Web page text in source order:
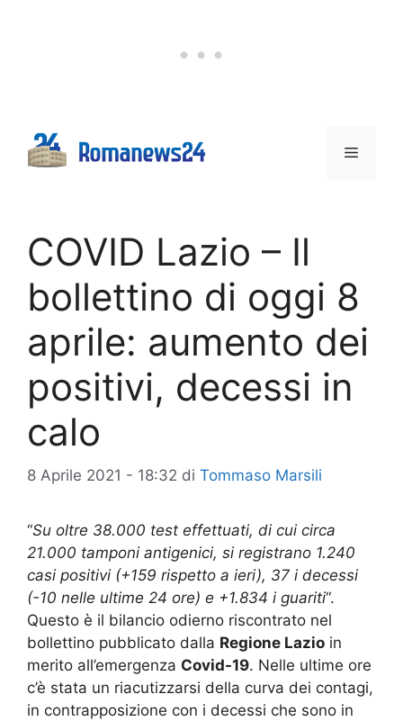
Menu
COVID Lazio – Il
bollettino di oggi 8
aprile: aumento dei
positivi, decessi in
calo
8 Aprile 2021 - 18:32 di Tommaso Marsili
“Su oltre 38.000 test effettuati, di cui circa
21.000 tamponi antigenici, si registrano 1.240
casi positivi (+159 rispetto a ieri), 37 i decessi
(-10 nelle ultime 24 ore) e +1.834 i guariti“.
Questo è il bilancio odierno riscontrato nel
bollettino pubblicato dalla Regione Lazio in
merito all’emergenza Covid-19. Nelle ultime ore
c’è stata un riacutizzarsi della curva dei contagi,
in contrapposizione con i decessi che sono in